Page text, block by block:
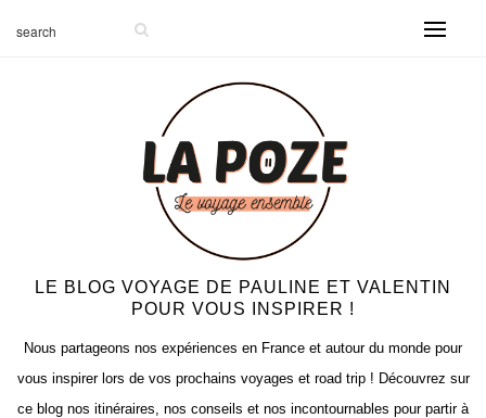
LE BLOG VOYAGE DE PAULINE ET VALENTIN
POUR VOUS INSPIRER !
Nous partageons nos expériences en France et autour du monde pour
vous inspirer lors de vos prochains voyages et road trip ! Découvrez sur
ce blog nos itinéraires, nos conseils et nos incontournables pour partir à